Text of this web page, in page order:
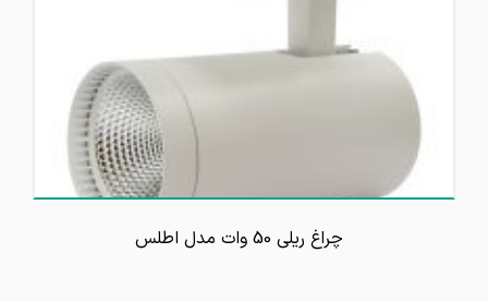
چراغ ریلی 50 وات مدل اطلس